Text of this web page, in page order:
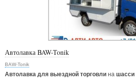
Автолавка BAW-Tonik
BAW-Tonik
Автолавка для выездной торговли на шасси